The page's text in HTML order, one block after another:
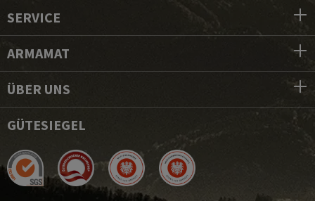
SERVICE
ARMAMAT
ÜBER UNS
GÜTESIEGEL